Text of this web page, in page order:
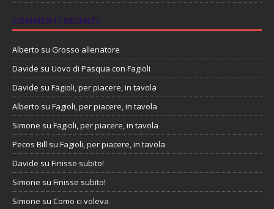
COMMENTI RECENTI
Alberto su Grosso allenatore
Davide su Uovo di Pasqua con Fagioli
Davide su Fagioli, per piacere, in tavola
Alberto su Fagioli, per piacere, in tavola
Simone su Fagioli, per piacere, in tavola
Pecos Bill su Fagioli, per piacere, in tavola
Davide su Finisse subito!
Simone su Finisse subito!
Simone su Como ci voleva